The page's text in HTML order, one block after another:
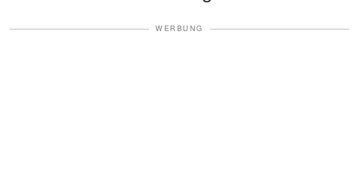
WERBUNG